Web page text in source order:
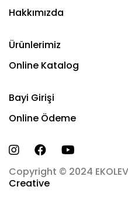
Hakkımızda
Ürünlerimiz
Online Katalog
Bayi Girişi
Online Ödeme
Copyright © 2024
Creative